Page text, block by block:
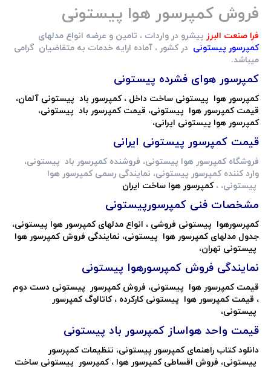
فروش کمپرسور هوا پیستونی
فرا صنعت البرز پیشرو در واردات ، تامین و عرضه انواع مدلهای
کمپرسور پیستونی در کشور ، آماده ارایه خدمات به متقاضیان گرامی
میباشد.
کمپرسور هوای فشرده پیستونی
کمپرسور هوا پیستونی ساخت داخل ، کمپرسور باد پیستونی آلمان،
قیمت کمپرسور هوا پیستونی، قیمت کمپرسور باد پیستونی،
کمپرسور هوا پیستونی ایرانی،
قیمت کمپرسور پیستونی ایرانی
فروشگاه کمپرسور هوا پیستونی، فروشنده کمپرسور باد پیستونی،
وارد کننده کمپرسور پیستونی، نمایندگی رسمی کمپرسور هوا
پیستونی، ،کمپرسور هوا ساخت ایران
مشخصات فنی کمپرسورپیستونی
کمپرسورهوا پیستونی فروشی ، انواع مدلهای کمپرسور هوا پیستونی،
جدول مدلهای کمپرسور هوا پیستونی، نمایندگی فروش کمپرسور هوا
پیستونی تهران،
نمایندگی فروش کمپرسورهوا پیستونی
قیمت کمپرسور هوا پیستونی، فروش کمپرسور پیستونی دست دوم
، قیمت کمپرسور هوا پیستونی کارکرده ، کاتالوگ کمپرسور
پیستونی،
قیمت واحد هواساز کمپرسور باد پیستونی
دانلود کتاب راهنمای کمپرسور پیستونی، تنظیمات کمپرسور
پیستونی، فروش اقساطی کمپرسور هوا ، کمپرسور پیستونی ساخت